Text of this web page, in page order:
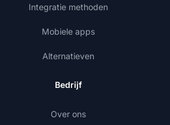
Integratie methoden
Mobiele apps
Alternatieven
Bedrijf
Over ons